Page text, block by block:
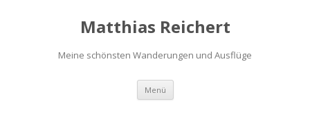
Matthias Reichert
Meine schönsten Wanderungen und Ausflüge
Menü Zum
springen